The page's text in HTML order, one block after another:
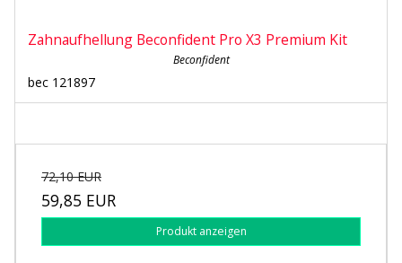
Zahnaufhellung Beconfident Pro X3 Premium Kit
Beconfident
bec 121897
72,10 EUR
59,85 EUR
Produkt anzeigen